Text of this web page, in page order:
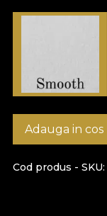
Cod produs - SKU
Adauga in cos